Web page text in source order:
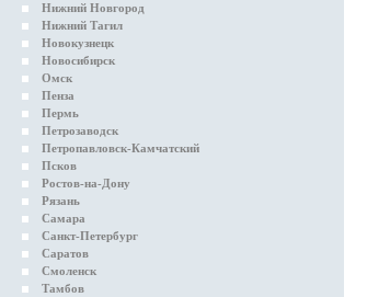
Нижний Новгород
Нижний Тагил
Новокузнецк
Новосибирск
Омск
Пенза
Пермь
Петрозаводск
Петропавловск-Камчатский
Псков
Ростов-на-Дону
Рязань
Самара
Санкт-Петербург
Саратов
Смоленск
Тамбов